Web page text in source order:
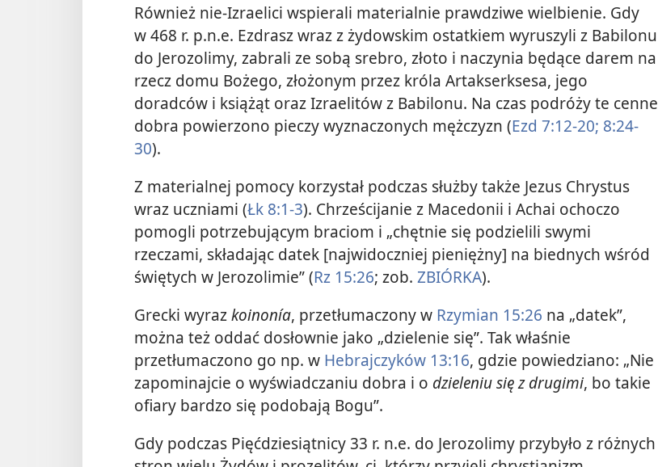
Również nie-Izraelici wspierali materialnie prawdziwe wielbienie. Gdy
w 468 r. p.n.e. Ezdrasz wraz z żydowskim ostatkiem wyruszyli z Babilonu
do Jerozolimy, zabrali ze sobą srebro, złoto i naczynia będące darem na
rzecz domu Bożego, złożonym przez króla Artakserksesa, jego
doradców i książąt oraz Izraelitów z Babilonu. Na czas podróży te cenne
dobra powierzono pieczy wyznaczonych mężczyzn (Ezd 7:12-20; 8:24-
30).
Z materialnej pomocy korzystał podczas służby także Jezus Chrystus
wraz uczniami (Łk 8:1-3). Chrześcijanie z Macedonii i Achai ochoczo
pomogli potrzebującym braciom i „chętnie się podzielili swymi
rzeczami, składając datek [najwidoczniej pieniężny] na biednych wśród
świętych w Jerozolimie” (Rz 15:26; zob. ZBIÓRKA).
Grecki wyrazkoinonía, przetłumaczony w Rzymian 15:26 na „datek”,
można też oddać dosłownie jako „dzielenie się”. Tak właśnie
przetłumaczono go np. w Hebrajczyków 13:16, gdzie powiedziano: „Nie
zapominajcie o wyświadczaniu dobra i o dzieleniu się z drugimi, bo takie
ofiary bardzo się podobają Bogu”.
Gdy podczas Pięćdziesiątnicy 33 r. n.e. do Jerozolimy przybyło z różnych